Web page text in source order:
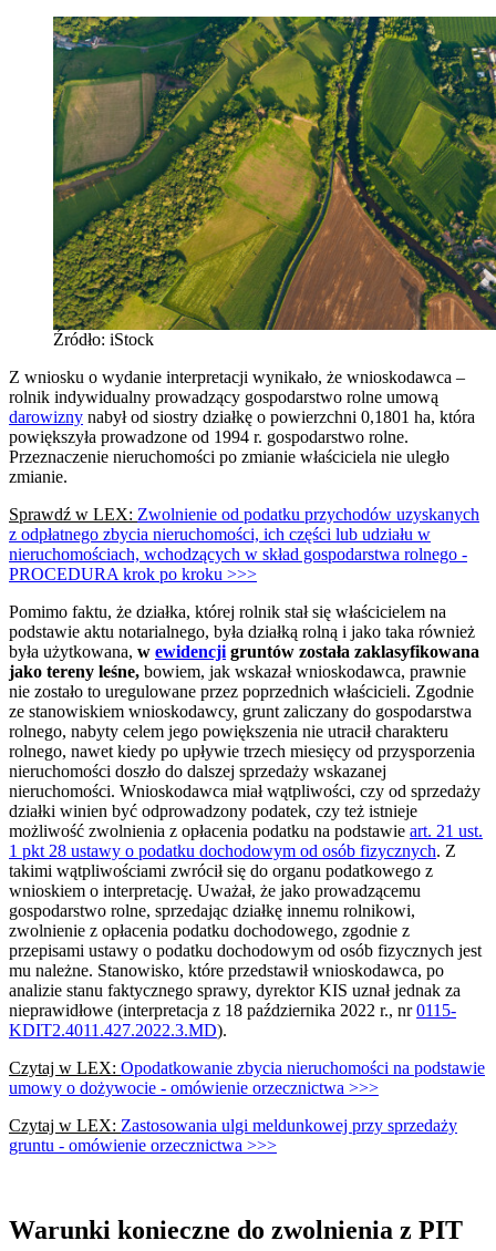
Źródło: iStock
Z wniosku o wydanie interpretacji wynikało, że wnioskodawca –
rolnik indywidualny prowadzący gospodarstwo rolne umową
darowizny nabył od siostry działkę o powierzchni 0,1801 ha, która
powiększyła prowadzone od 1994 r. gospodarstwo rolne.
Przeznaczenie nieruchomości po zmianie właściciela nie uległo
zmianie.
Sprawdź w LEX: Zwolnienie od podatku przychodów uzyskanych
z odpłatnego zbycia nieruchomości, ich części lub udziału w
nieruchomościach, wchodzących w skład gospodarstwa rolnego -
PROCEDURA krok po kroku >>>
Pomimo faktu, że działka, której rolnik stał się właścicielem na
podstawie aktu notarialnego, była działką rolną i jako taka również
była użytkowana, w ewidencji gruntów została zaklasyfikowana
jako tereny leśne, bowiem, jak wskazał wnioskodawca, prawnie
nie zostało to uregulowane przez poprzednich właścicieli. Zgodnie
ze stanowiskiem wnioskodawcy, grunt zaliczany do gospodarstwa
rolnego, nabyty celem jego powiększenia nie utracił charakteru
rolnego, nawet kiedy po upływie trzech miesięcy od przysporzenia
nieruchomości doszło do dalszej sprzedaży wskazanej
nieruchomości. Wnioskodawca miał wątpliwości, czy od sprzedaży
działki winien być odprowadzony podatek, czy też istnieje
możliwość zwolnienia z opłacenia podatku na podstawie art. 21 ust.
1 pkt 28 ustawy o podatku dochodowym od osób fizycznych. Z
takimi wątpliwościami zwrócił się do organu podatkowego z
wnioskiem o interpretację. Uważał, że jako prowadzącemu
gospodarstwo rolne, sprzedając działkę innemu rolnikowi,
zwolnienie z opłacenia podatku dochodowego, zgodnie z
przepisami ustawy o podatku dochodowym od osób fizycznych jest
mu należne. Stanowisko, które przedstawił wnioskodawca, po
analizie stanu faktycznego sprawy, dyrektor KIS uznał jednak za
nieprawidłowe (interpretacja z 18 października 2022 r., nr0115-
KDIT2.4011.427.2022.3.MD).
Czytaj w LEX: Opodatkowanie zbycia nieruchomości na podstawie
umowy o dożywocie - omówienie orzecznictwa >>>
Czytaj w LEX: Zastosowania ulgi meldunkowej przy sprzedaży
gruntu - omówienie orzecznictwa >>>
Warunki konieczne do zwolnienia z PIT